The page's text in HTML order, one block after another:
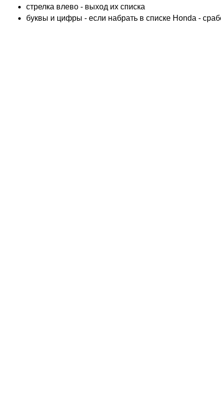
ADIVA
ADLY
cтрелка влево - выход их списка
буквы и цифры - если набрать в списке Honda -